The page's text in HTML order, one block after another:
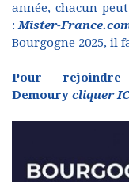
année, chacun
:Mister-
Bourgogne 2025, il
Pour
Demoury cliquer